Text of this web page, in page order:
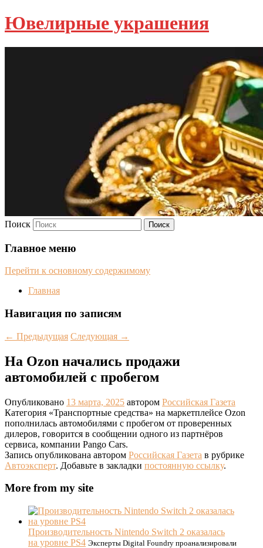
Ювелирные украшения
Поиск
Главное меню
Перейти к основному содержимому
Главная
Навигация по записям
← Предыдущая Следующая →
На Ozon начались продажи
автомобилей с пробегом
Опубликовано 13 марта, 2025 автором Российская Газета
Категория «Транспортные средства» на маркетплейсе Ozon
пополнилась автомобилями с пробегом от проверенных
дилеров, говорится в сообщении одного из партнёров
сервиса, компании Pango Cars.
Запись опубликована автором Российская Газета в рубрике
Автоэксперт. Добавьте в закладки постоянную ссылку.
More from my site
Производительность Nintendo Switch 2 оказалась
на уровне PS4 Эксперты Digital Foundry проанализировали